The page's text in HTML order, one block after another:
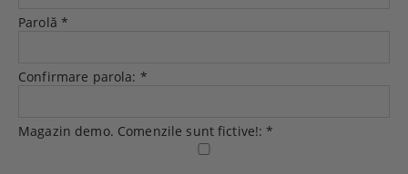
Parolă *
Confirmare parola: *
Magazin demo. Comenzile sunt fictive!:*